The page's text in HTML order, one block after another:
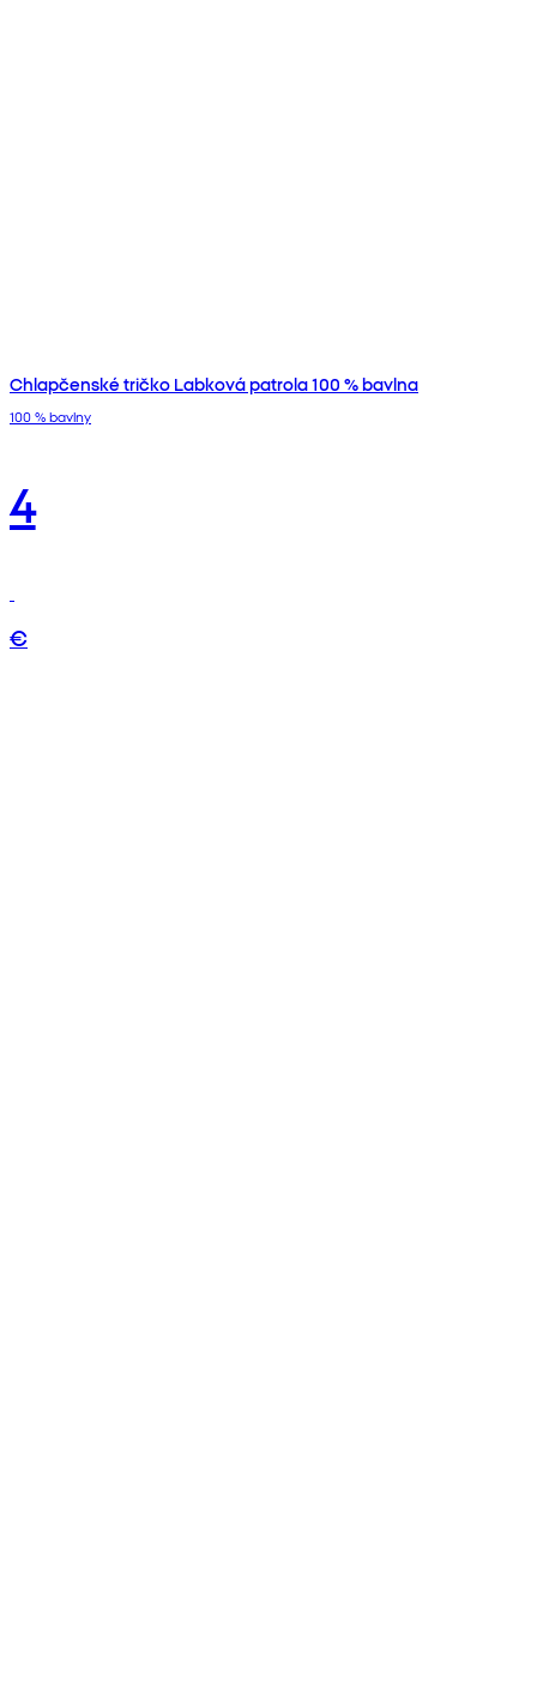
Chlapčenské tričko Labková patrola 100 % bavlna
100 % bavlny
4
€